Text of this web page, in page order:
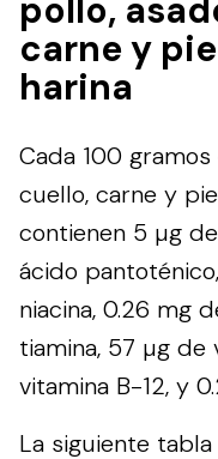
pollo,
carne y
harina
Cada 100
cuello, carne y
contienen 5 µg
ácido
niacina, 0.26 mg
tiamina, 57 µg de
vitamina B-12, y
La siguiente